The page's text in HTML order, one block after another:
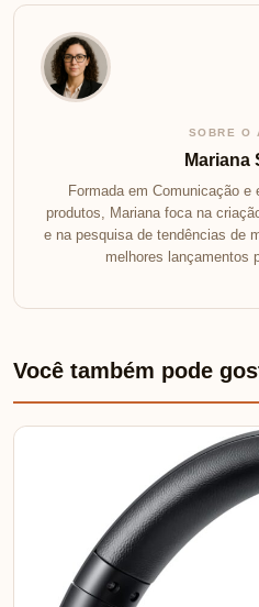
SOBRE O
Mariana
Formada em Comunicação
produtos, Mariana foca na
e na pesquisa de tendências de
melhores lançamentos
Você também pode